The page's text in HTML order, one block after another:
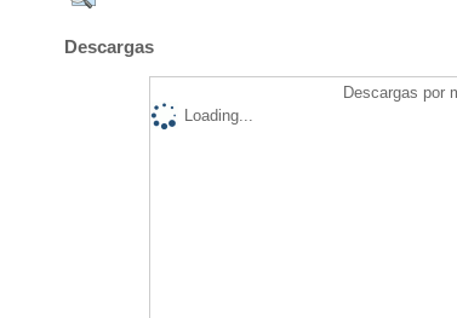
Descargas
Descargas por
Loading...